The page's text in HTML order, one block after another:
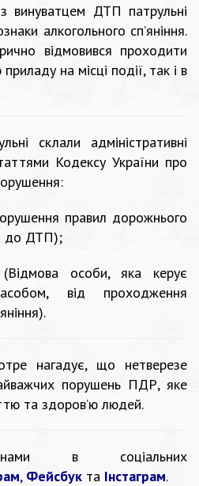
винуватцем ДТП патрульні
алкогольного сп’яніння.
відмовився проходити
на місці події, так і в
склали адміністративні
Кодексу України про
правил дорожнього
до ДТП);
особи, яка керує
від проходження
нагадує, що нетверезе
порушень ПДР, яке
та здоров’ю людей.
в соціальних
, Фейсбук та Інстаграм.